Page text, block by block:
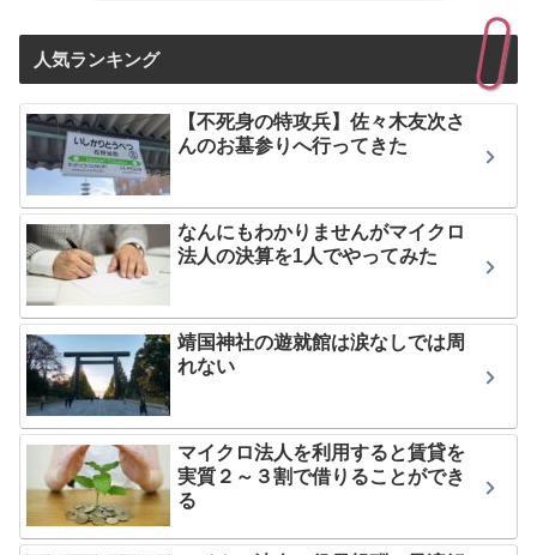
人気ランキング
【不死身の特攻兵】佐々木友次さ
んのお墓参りへ行ってきた
なんにもわかりませんがマイクロ
法人の決算を1人でやってみた
靖国神社の遊就館は涙なしでは周
れない
マイクロ法人を利用すると賃貸を
実質２～３割で借りることができ
る